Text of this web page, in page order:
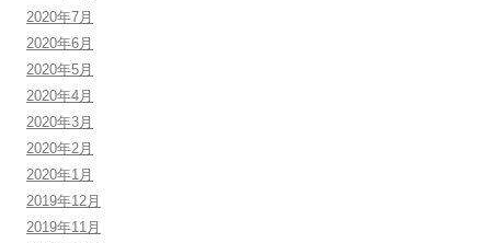
2020年7月
2020年6月
2020年5月
2020年4月
2020年3月
2020年2月
2020年1月
2019年12月
2019年11月